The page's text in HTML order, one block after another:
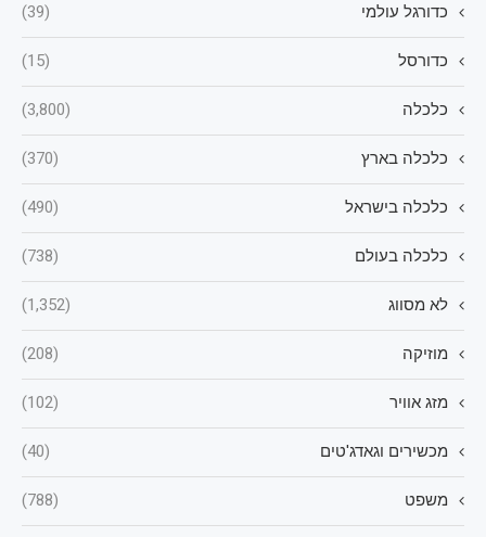
כדורגל עולמי (39)
כדורסל (15)
כלכלה (3,800)
כלכלה בארץ (370)
כלכלה בישראל (490)
כלכלה בעולם (738)
לא מסווג (1,352)
מוזיקה (208)
מזג אוויר (102)
מכשירים וגאדג'טים (40)
משפט (788)